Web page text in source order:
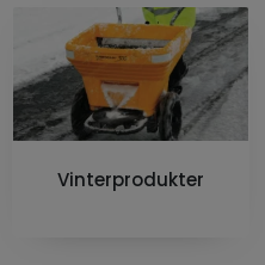
Vinterprodukter